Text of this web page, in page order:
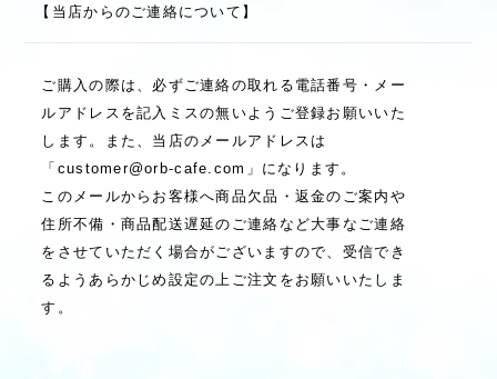
【当店からのご連絡について】
ご購入の際は、必ずご連絡の取れる電話番号・メー
ルアドレスを記入ミスの無いようご登録お願いいた
します。また、当店のメールアドレスは
「 customer@orb-cafe.com 」になります。
このメールからお客様へ商品欠品・返金のご案内や
住所不備・商品配送遅延のご連絡など大事なご連絡
をさせていただく場合がございますので、受信でき
るようあらかじめ設定の上ご注文をお願いいたしま
す。